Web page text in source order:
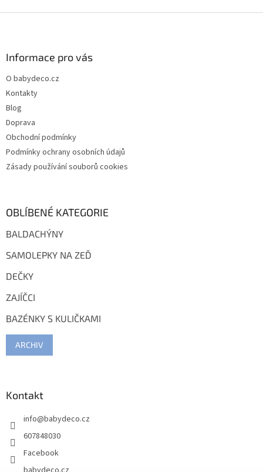
Informace pro vás
O babydeco.cz
Kontakty
Blog
Doprava
Obchodní podmínky
Podmínky ochrany osobních údajů
Zásady používání souborů cookies
OBLÍBENÉ KATEGORIE
BALDACHÝNY
SAMOLEPKY NA ZEĎ
DEČKY
ZAJÍČCI
BAZÉNKY S KULIČKAMI
ARCHIV
Kontakt
info@babydeco.cz
607848030
Facebook